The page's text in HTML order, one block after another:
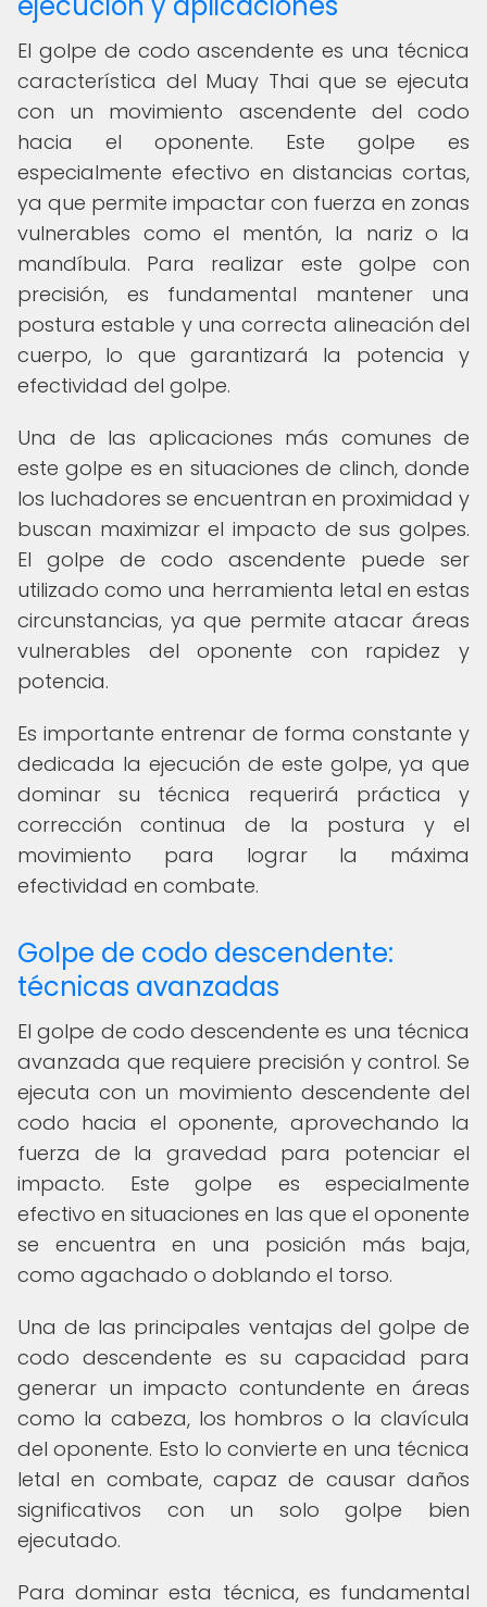
El golpe de codo ascendente es una técnica
característica del Muay Thai que se ejecuta
con un movimiento ascendente del codo
hacia el oponente. Este golpe es
especialmente efectivo en distancias cortas,
ya que permite impactar con fuerza en zonas
vulnerables como el mentón, la nariz o la
mandíbula. Para realizar este golpe con
precisión, es fundamental mantener una
postura estable y una correcta alineación del
cuerpo, lo que garantizará la potencia y
efectividad del golpe.
Una de las aplicaciones más comunes de
este golpe es en situaciones de clinch, donde
los luchadores se encuentran en proximidad y
buscan maximizar el impacto de sus golpes.
El golpe de codo ascendente puede ser
utilizado como una herramienta letal en estas
circunstancias, ya que permite atacar áreas
vulnerables del oponente con rapidez y
potencia.
Es importante entrenar de forma constante y
dedicada la ejecución de este golpe, ya que
dominar su técnica requerirá práctica y
corrección continua de la postura y el
movimiento para lograr la máxima
efectividad en combate.
Golpe de codo descendente:
técnicas avanzadas
El golpe de codo descendente es una técnica
avanzada que requiere precisión y control. Se
ejecuta con un movimiento descendente del
codo hacia el oponente, aprovechando la
fuerza de la gravedad para potenciar el
impacto. Este golpe es especialmente
efectivo en situaciones en las que el oponente
se encuentra en una posición más baja,
como agachado o doblando el torso.
Una de las principales ventajas del golpe de
codo descendente es su capacidad para
generar un impacto contundente en áreas
como la cabeza, los hombros o la clavícula
del oponente. Esto lo convierte en una técnica
letal en combate, capaz de causar daños
significativos con un solo golpe bien
ejecutado.
Para dominar esta técnica, es fundamental